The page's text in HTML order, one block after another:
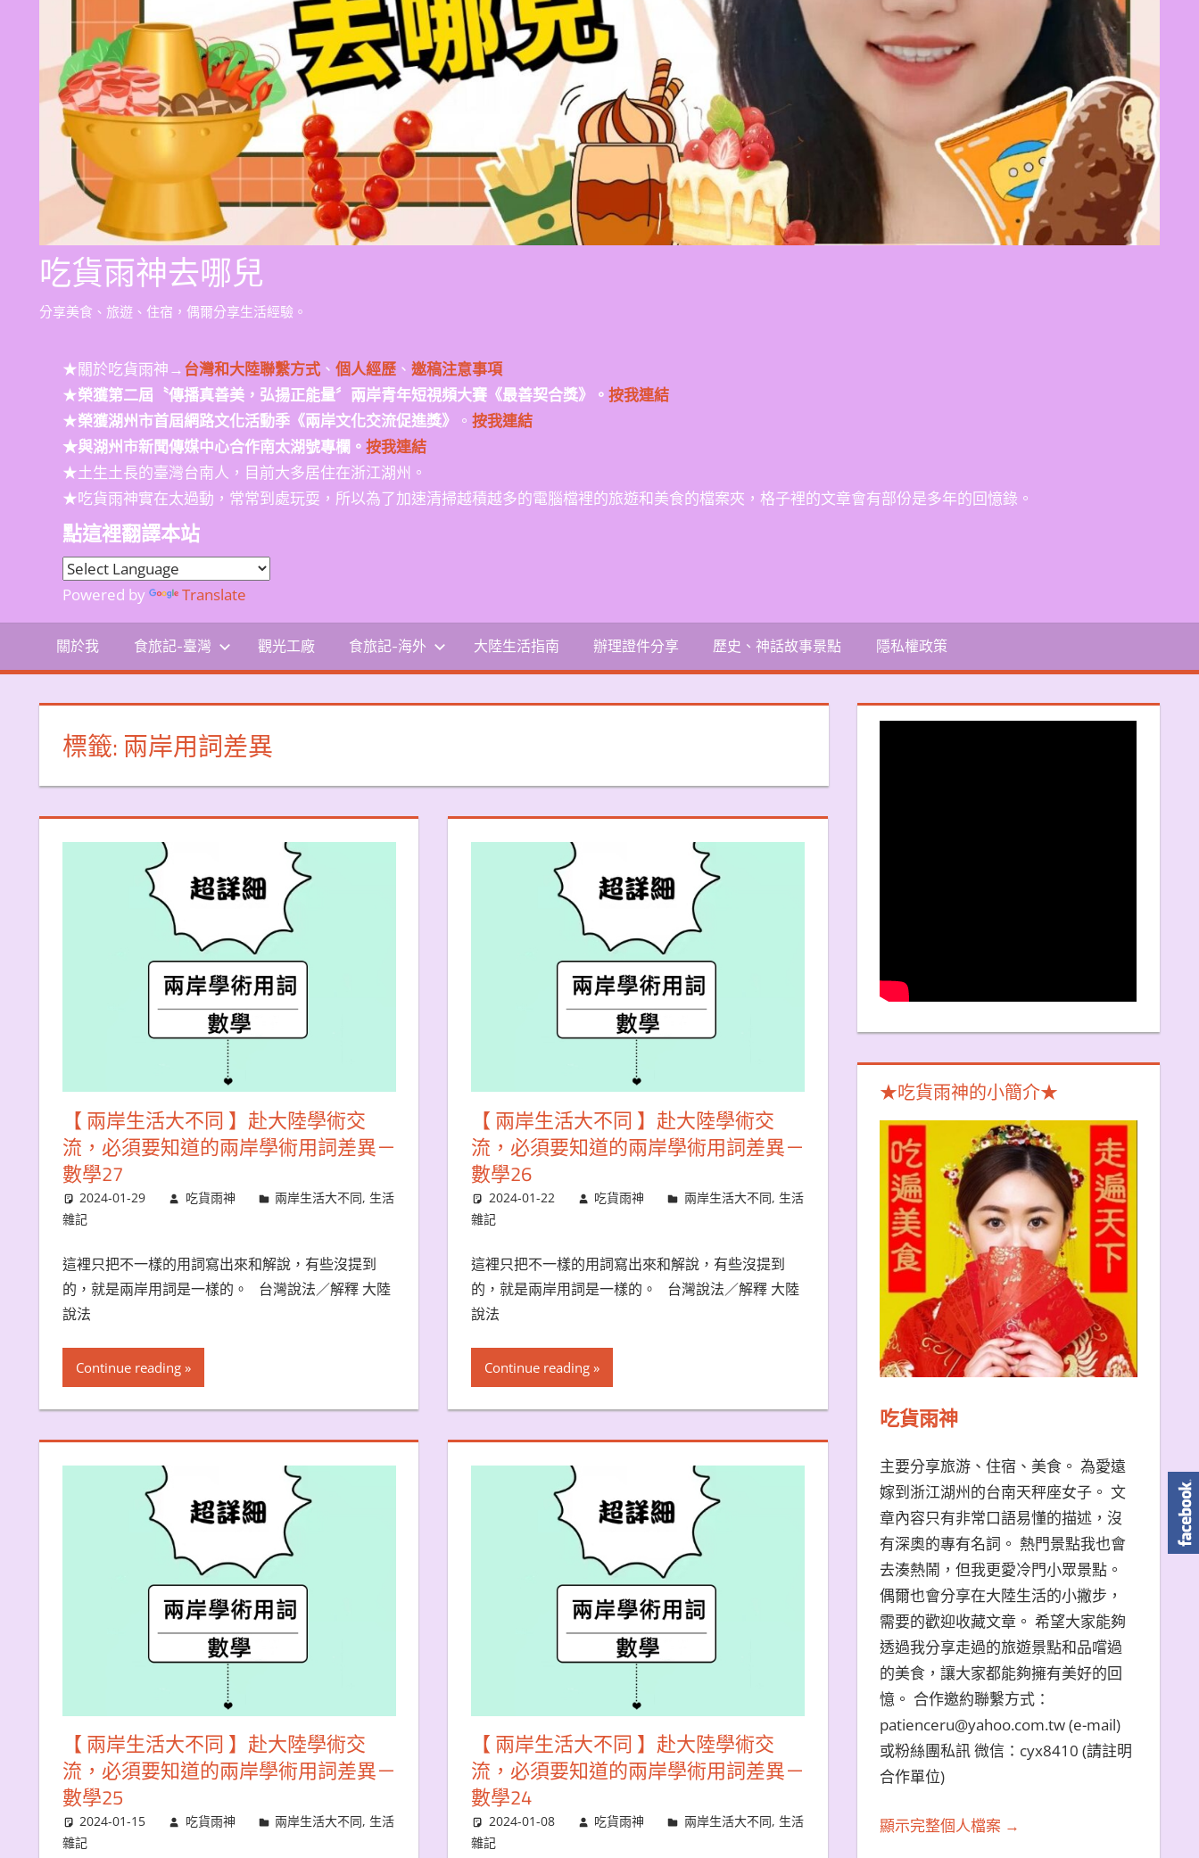
吃貨雨神去哪兒
分享美食、旅遊、住宿，偶爾分享生活經驗。
★關於吃貨雨神→台灣和大陸聯繫方式、 個人經歷、 邀稿注意事項
★榮獲第二屆〝傳播真善美，弘揚正能量〞兩岸青年短視頻大賽《最善契合獎》。 按我連結
★榮獲湖州市首屆網路文化活動季《兩岸文化交流促進獎》 。 按我連結
★與湖州市新聞傳媒中心合作南太湖號專欄。 按我連結
★土生土長的臺灣台南人，目前大多居住在浙江湖州。
★吃貨雨神實在太過動，常常到處玩耍，所以為了加速清掃越積越多的電腦檔裡的旅遊和美食的檔案夾，格子裡的文章會有部份是多年的回憶錄。
點這裡翻譯本站
Powered by Translate
關於我 食旅記-臺灣 觀光工廠 食旅記-海外 大陸生活指南 辦理證件分享 歷史、神話故事景點 隱私權政策
標籤: 兩岸用詞差異
【 兩岸生活大不同 】赴大陸學術交
流，必須要知道的兩岸學術用詞差異－
數學27
2024-01-29 吃貨雨神 兩岸生活大不同, 生活
雜記
這裡只把不一樣的用詞寫出來和解說，有些沒提到
的，就是兩岸用詞是一樣的。 台灣說法／解釋 大陸
說法
Continue reading
【 兩岸生活大不同 】赴大陸學術交
流，必須要知道的兩岸學術用詞差異－
數學26
2024-01-22 吃貨雨神 兩岸生活大不同, 生活
雜記
這裡只把不一樣的用詞寫出來和解說，有些沒提到
的，就是兩岸用詞是一樣的。 台灣說法／解釋 大陸
說法
Continue reading
【 兩岸生活大不同 】赴大陸學術交
流，必須要知道的兩岸學術用詞差異－
數學25
2024-01-15 吃貨雨神 兩岸生活大不同, 生活
雜記
【 兩岸生活大不同 】赴大陸學術交
流，必須要知道的兩岸學術用詞差異－
數學24
2024-01-08 吃貨雨神 兩岸生活大不同, 生活
雜記
★吃貨雨神的小簡介★
吃貨雨神
主要分享旅游、住宿、美食。 為愛遠
嫁到浙江湖州的台南天秤座女子。 文
章內容只有非常口語易懂的描述，沒
有深奧的專有名詞。 熱門景點我也會
去湊熱鬧，但我更愛冷門小眾景點。
偶爾也會分享在大陸生活的小撇步，
需要的歡迎收藏文章。 希望大家能夠
透過我分享走過的旅遊景點和品嚐過
的美食，讓大家都能夠擁有美好的回
憶。 合作邀約聯繫方式：
patienceru@yahoo.com.tw (e-mail)
或粉絲團私訊 微信：cyx8410 (請註明
合作單位)
顯示完整個人檔案 →